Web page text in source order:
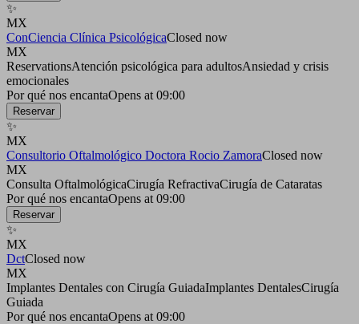
✨
MX
ConCiencia Clínica PsicológicaClosed now
MX
ReservationsAtención psicológica para adultosAnsiedad y crisis
emocionales
Por qué nos encantaOpens at 09:00
Reservar
✨
MX
Consultorio Oftalmológico Doctora Rocio ZamoraClosed now
MX
Consulta OftalmológicaCirugía RefractivaCirugía de Cataratas
Por qué nos encantaOpens at 09:00
Reservar
✨
MX
DctClosed now
MX
Implantes Dentales con Cirugía GuiadaImplantes DentalesCirugía
Guiada
Por qué nos encantaOpens at 09:00